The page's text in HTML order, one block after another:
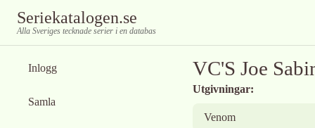
Seriekatalogen.se
Alla Sveriges tecknade serier i en databas
Inlogg
Samla
VC'S Joe
Utgivningar:
Venom